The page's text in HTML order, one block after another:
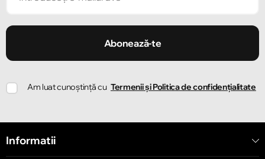
Strada Ion Creangă 78
Strada Mitropolit Varlaam 58
Abonează-te
Am luat cunoștință cu Termenii și Politica de confidențialitate
Informatii